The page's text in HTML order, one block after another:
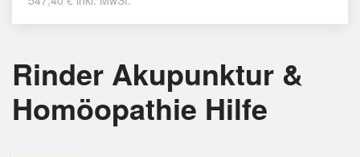
Rinder Akupunktur &
Homöopathie Hilfe